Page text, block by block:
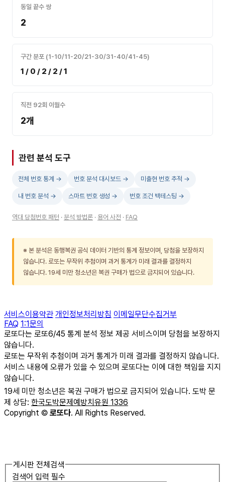
동일 끝수 쌍
2
구간 분포 (1-10/11-20/21-30/31-40/41-45)
1 / 0 / 2 / 2 / 1
직전 92회 이월수
2개
관련 분석 도구
전체 번호 통계 → 번호 분석 대시보드 → 미출현 번호 추적 →
내 번호 분석 → 스마트 번호 생성 → 번호 조건 백테스팅 →
역대 당첨번호 패턴 · 분석 방법론 · 용어 사전 · FAQ
※ 본 분석은 동행복권 공식 데이터 기반의 통계 정보이며, 당첨을 보장하지
않습니다. 로또는 무작위 추첨이며 과거 통계가 미래 결과를 결정하지
않습니다. 19세 미만 청소년은 복권 구매가 법으로 금지되어 있습니다.
서비스이용약관 개인정보처리방침 이메일무단수집거부
FAQ 1:1문의
로또다는 로또6/45 통계 분석 정보 제공 서비스이며 당첨을 보장하지
않습니다.
로또는 무작위 추첨이며 과거 통계가 미래 결과를 결정하지 않습니다.
서비스 내용에 오류가 있을 수 있으며 로또다는 이에 대한 책임을 지지
않습니다.
19세 미만 청소년은 복권 구매가 법으로 금지되어 있습니다. 도박 문
제 상담: 한국도박문제예방치유원 1336
Copyright © 로또다. All Rights Reserved.
게시판 전체검색
검색어 입력 필수